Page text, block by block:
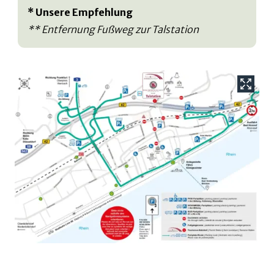
* Unsere Empfehlung
** Entfernung Fußweg zur Talstation